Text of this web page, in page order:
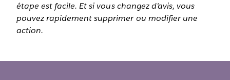
étape est facile. Et si vous changez d'avis, vous
pouvez rapidement supprimer ou modifier une
action.